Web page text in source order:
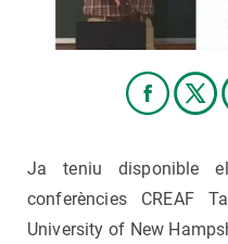
Ja teniu disponible
conferències CREAF
University of New